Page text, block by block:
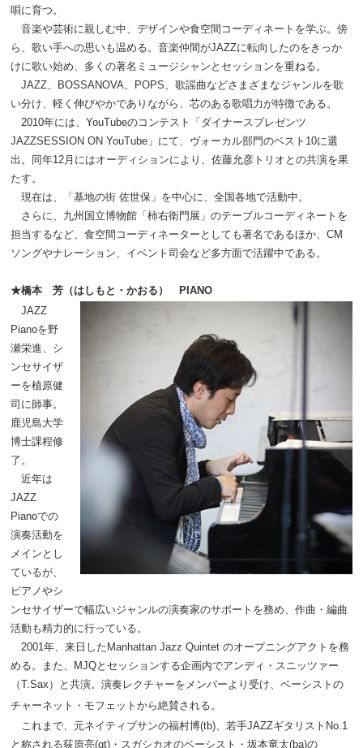
唄に育つ。
音楽や芸術に親しむ中、デザインや食空間コーディネートを学ぶ。傍
ら、歌い手への思いも温める。音楽仲間がJAZZに転向したのをきっか
けに歌い始め、多くの著名ミュージシャンとセッションを重ねる。
JAZZ、BOSSANOVA、POPS、歌謡曲などさまざまなジャンルを歌
い分け、軽く伸びやかでありながら、芯のある歌唱力が特徴である。
2010年には、YouTubeのコンテスト「ダイナースプレゼンツ
JAZZSESSION ON YouTube」にて、ヴォーカル部門のベスト 10に選
出。同年12月にはオーディションにより、佐藤允彦トリオとの共演を果
たす。
現在は、「基地の街 佐世保」を中心に、全国各地で活動中。
さらに、九州国立博物館「柿右衛門展」のテーブルコーディネートを
担当するなど、食空間コーディネーターとしても著名であるほか、CM
ソングやナレーション、イベント司会など多方面で活躍中である。
★橋本 芳（はしもと・かおる） PIANO
JAZZ
Pianoを野
瀬栄進、シ
ンセサイザ
ーを植原健
司に師事。
鹿児島大学
博士課程修
了。
近年は
JAZZ
Pianoでの
演奏活動を
メインとし
ているが、
ピアノやシ
ンセサイザーで幅広いジャンルの演奏家のサポートを務め、作曲・編曲
活動も精力的に行っている。
2001年、来日したManhattan Jazz Quintetのオープニングアクトを務
める。また、
MJQとセッションする企画内でアンディ・スニッツァー
（T.Sax ）と共演。演奏レクチャーをメンバーより受け、ベーシストの
チャーネット・モフェットから絶賛される。
これまで、元ネイティブサンの福村博(tb) 、若手JAZZギタリスト No.1
と称される荻原亮(gt) ・スガシカオのベーシスト・坂本竜太(ba)の